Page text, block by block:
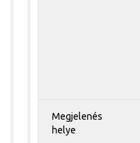
Megjelenés
helye